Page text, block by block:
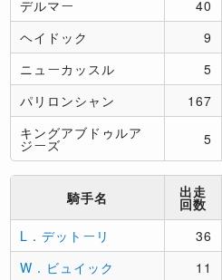
デルマー
40
ヘイドック
9
ニューカッスル
5
パリロンシャン
167
キングアブドゥルア
ジーズ 5
騎手名 出走
回数
L．デットーリ 36
W．ビュイック
11